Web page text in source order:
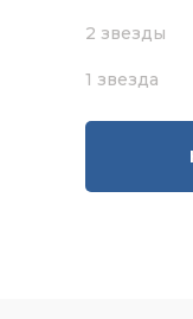
2 звезды
1 звезда